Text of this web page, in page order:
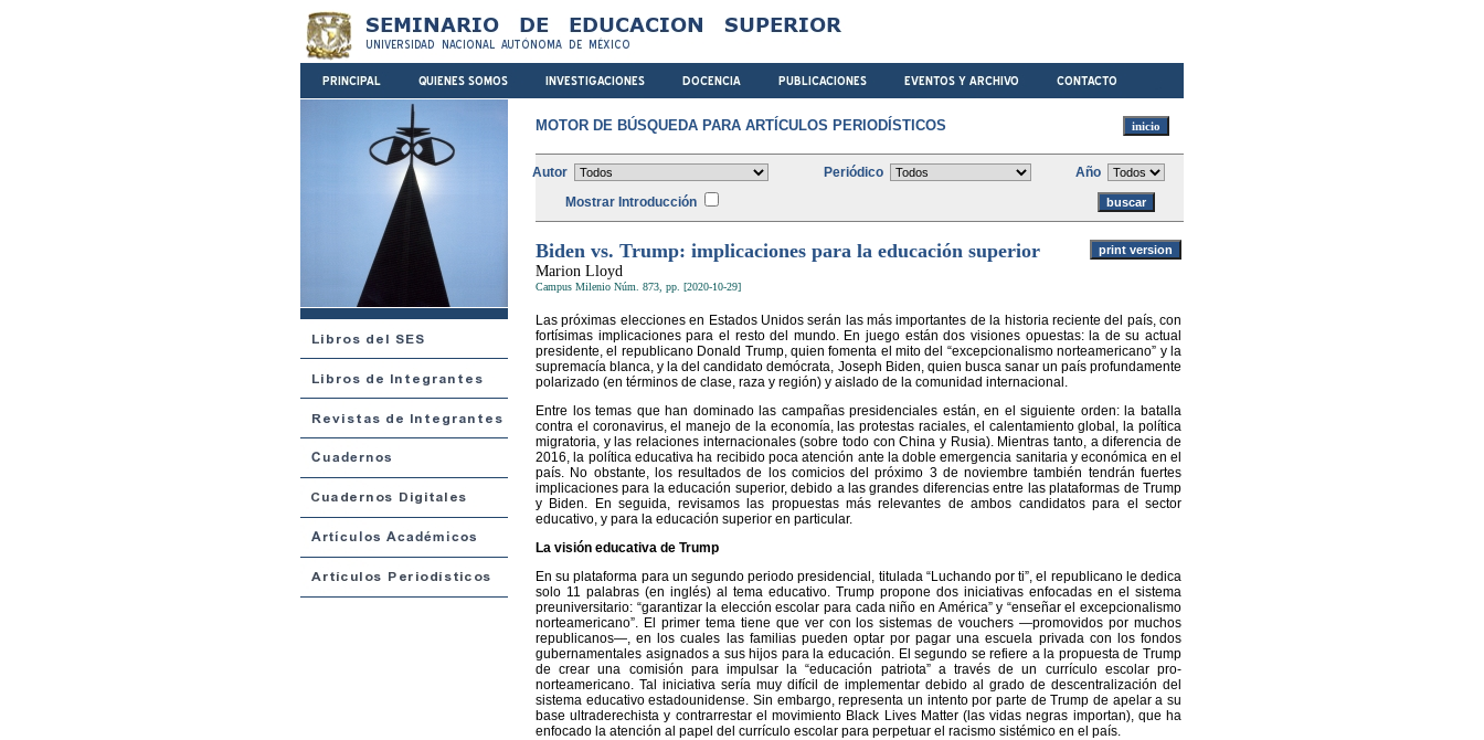
MOTOR DE BÚSQUEDA PARA ARTÍCULOS PERIODÍSTICOS
Autor Periódico
Año
Mostrar Introducción
Biden vs. Trump: implicaciones para la educación superior
Marion Lloyd
Campus Milenio Núm. 873, pp. [2020-10-29]
Las próximas elecciones en Estados Unidos serán las más importantes de la historia reciente del país, con
fortísimas implicaciones para el resto del mundo. En juego están dos visiones opuestas: la de su actual
presidente, el republicano Donald Trump, quien fomenta el mito del “excepcionalismo norteamericano” y la
supremacía blanca, y la del candidato demócrata, Joseph Biden, quien busca sanar un país profundamente
polarizado (en términos de clase, raza y región) y aislado de la comunidad internacional.
Entre los temas que han dominado las campañas presidenciales están, en el siguiente orden: la batalla
contra el coronavirus, el manejo de la economía, las protestas raciales, el calentamiento global, la política
migratoria, y las relaciones internacionales (sobre todo con China y Rusia). Mientras tanto, a diferencia de
2016, la política educativa ha recibido poca atención ante la doble emergencia sanitaria y económica en el
país. No obstante, los resultados de los comicios del próximo 3 de noviembre también tendrán fuertes
implicaciones para la educación superior, debido a las grandes diferencias entre las plataformas de Trump
y Biden. En seguida, revisamos las propuestas más relevantes de ambos candidatos para el sector
educativo, y para la educación superior en particular.
La visión educativa de Trump
En su plataforma para un segundo periodo presidencial, titulada “Luchando por ti”, el republicano le dedica
solo 11 palabras (en inglés) al tema educativo. Trump propone dos iniciativas enfocadas en el sistema
preuniversitario: “garantizar la elección escolar para cada niño en América” y “enseñar el excepcionalismo
norteamericano”. El primer tema tiene que ver con los sistemas de vouchers —promovidos por muchos
republicanos—, en los cuales las familias pueden optar por pagar una escuela privada con los fondos
gubernamentales asignados a sus hijos para la educación. El segundo se refiere a la propuesta de Trump
de crear una comisión para impulsar la “educación patriota” a través de un currículo escolar pro-
norteamericano. Tal iniciativa sería muy difícil de implementar debido al grado de descentralización del
sistema educativo estadounidense. Sin embargo, representa un intento por parte de Trump de apelar a su
base ultraderechista y contrarrestar el movimiento Black Lives Matter (las vidas negras importan), que ha
enfocado la atención al papel del currículo escolar para perpetuar el racismo sistémico en el país.